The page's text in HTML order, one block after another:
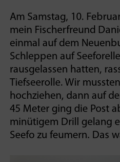
Am Samstag, 10.
mein Fischerfreund
einmal auf dem
Schleppen auf
rausgelassen hatten,
Tiefseerolle. Wir
hochziehen, dann auf
45 Meter ging die Post
minütigem Drill gelang
Seefo zu feumern. Das